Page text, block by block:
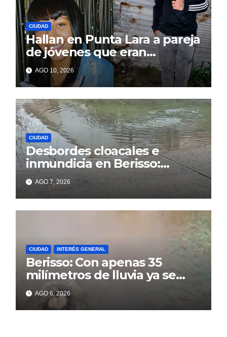
CIUDAD
Hallan en Punta Lara a pareja
de jóvenes que eran
intensamente buscados en
Berisso
AGO 10, 2026
CIUDAD
Desbordes cloacales e
inmundicia en Berisso:
colapso de la red en la calle
14AGO 7, 2026
CIUDAD INTERÉS GENERAL
Berisso: Con apenas 35
milímetros de lluvia ya se
sienten los problemas
AGO 6, 2026